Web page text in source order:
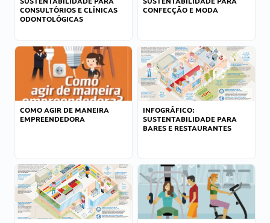
CONSULTÓRIOS E CLÍNICAS
ODONTOLÓGICAS
CONFECÇÃO E MODA
COMO AGIR DE MANEIRA
EMPREENDEDORA
INFOGRÁFICO:
SUSTENTABILIDADE PARA
BARES E RESTAURANTES